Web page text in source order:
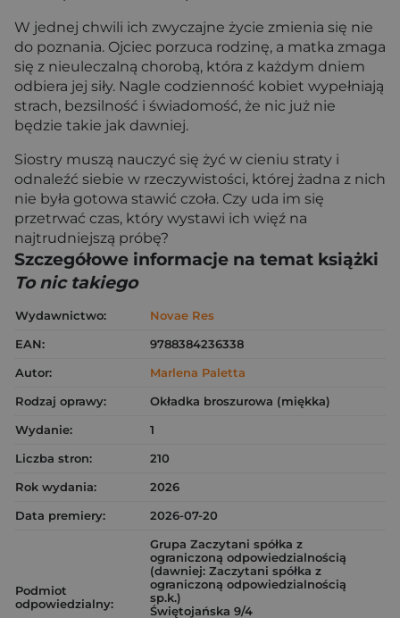
W jednej chwili ich zwyczajne życie zmienia się nie
do poznania. Ojciec porzuca rodzinę, a matka zmaga
się z nieuleczalną chorobą, która z każdym dniem
odbiera jej siły. Nagle codzienność kobiet wypełniają
strach, bezsilność i świadomość, że nic już nie
będzie takie jak dawniej.
Siostry muszą nauczyć się żyć w cieniu straty i
odnaleźć siebie w rzeczywistości, której żadna z nich
nie była gotowa stawić czoła. Czy uda im się
przetrwać czas, który wystawi ich więź na
najtrudniejszą próbę?
Szczegółowe informacje na temat książki
To nic takiego
Wydawnictwo:
Novae Res
EAN:
9788384236338
Autor:
Marlena Paletta
Rodzaj oprawy:
Okładka broszurowa (miękka)
Wydanie:
1
Liczba stron:
210
Rok wydania:
2026
Data premiery:
2026-07-20
Podmiot
odpowiedzialny:
Grupa Zaczytani spółka z
ograniczoną odpowiedzialnością
(dawniej: Zaczytani spółka z
ograniczoną odpowiedzialnością
sp.k.)
Świętojańska 9/4